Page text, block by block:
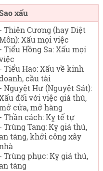
xấu
- Thiên Cương (hay Diệt
Xấu mọi việc
- Tiểu Hồng Sa: Xấu mọi
- Tiểu Hao: Xấu về kinh
cầu tài
- Nguyệt Hư (Nguyệt Sát):
đối với việc giá thú,
cửa, mở hàng
- Thần cách: Kỵ tế tự
- Trùng Tang: Kỵ giá thú,
táng, khởi công xây
- Trùng phục: Kỵ giá thú,
táng